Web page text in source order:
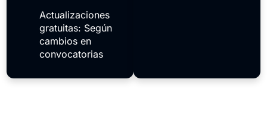
Actualizaciones
gratuitas: Según
cambios en
convocatorias